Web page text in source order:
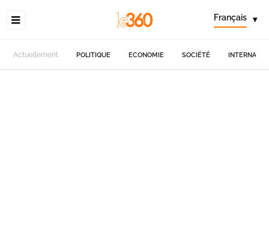
Français ▾
Actuellement POLITIQUE ECONOMIE SOCIÉTÉ